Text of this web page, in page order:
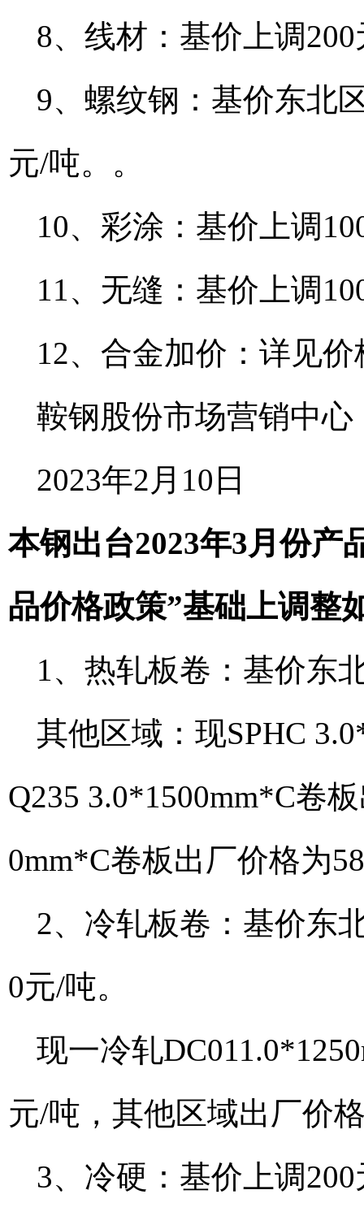
8、线材：基价上调
9、螺纹钢：基价东北
元/吨。。
10、彩涂：基价上调
11、无缝：基价上调
12、合金加价：详见价
鞍钢股份市场营销中心
2023年2月10日
本钢出台2023年3月份产
品价格政策”基础上调整
1、热轧板卷：基价东
其他区域：现SPHC
Q235 3.0*1500mm*C卷
0mm*C卷板出厂价格为
2、冷轧板卷：基价东
0元/吨。
现一冷轧
元/吨，其他区域出厂价
3、冷硬：基价上调